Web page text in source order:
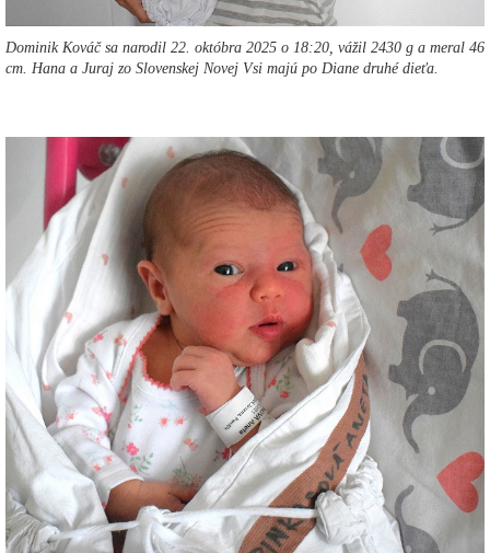
Dominik Kováč sa narodil 22. októbra 2025 o 18:20, vážil 2430 g a meral 46
cm. Hana a Juraj zo Slovenskej Novej Vsi majú po Diane druhé dieťa.